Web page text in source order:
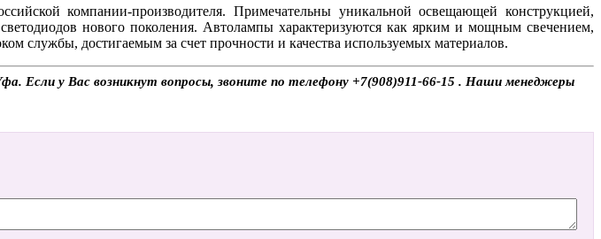
компании-производителя. Примечательны уникальной освещающей конструкцией,
нового поколения. Автолампы характеризуются как ярким и мощным свечением,
службы, достигаемым за счет прочности и качества используемых материалов.
Если у Вас возникнут вопросы, звоните по телефону +7(908)911-66-15 . Наши менеджеры